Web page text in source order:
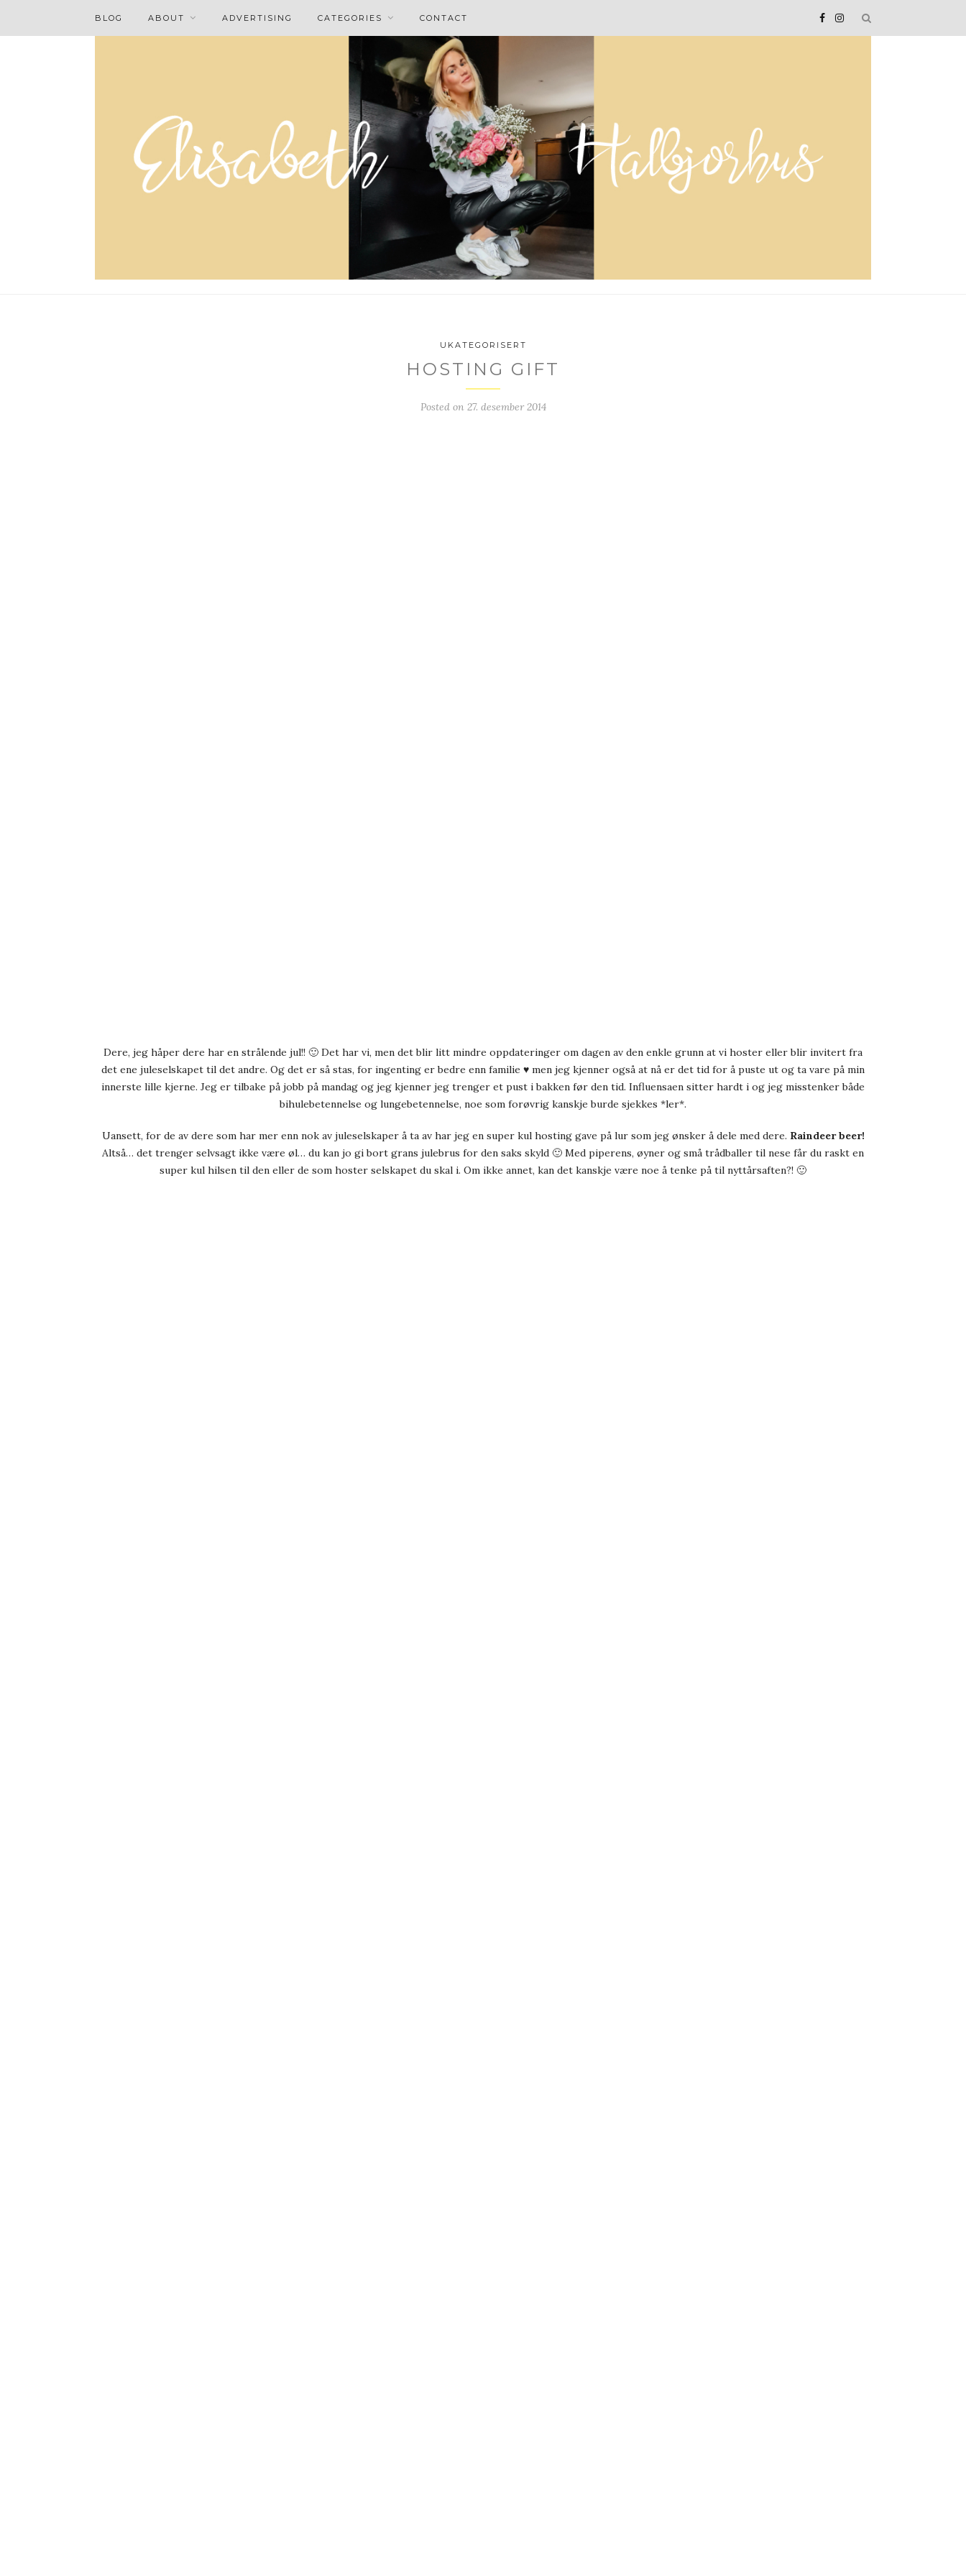
BLOG ABOUT ADVERTISING CATEGORIES CONTACT
UKATEGORISERT
HOSTING GIFT
Posted on 27. desember 2014
Dere, jeg håper dere har en strålende jul!! 🙂 Det har vi, men det blir litt mindre oppdateringer om dagen av den enkle grunn at vi hoster eller blir invitert fra
det ene juleselskapet til det andre. Og det er så stas, for ingenting er bedre enn familie ♥ men jeg kjenner også at nå er det tid for å puste ut og ta vare på min
innerste lille kjerne. Jeg er tilbake på jobb på mandag og jeg kjenner jeg trenger et pust i bakken før den tid. Influensaen sitter hardt i og jeg misstenker både
bihulebetennelse og lungebetennelse, noe som forøvrig kanskje burde sjekkes *ler*.
Uansett, for de av dere som har mer enn nok av juleselskaper å ta av har jeg en super kul hosting gave på lur som jeg ønsker å dele med dere. Raindeer beer!
Altså… det trenger selvsagt ikke være øl… du kan jo gi bort grans julebrus for den saks skyld 🙂 Med piperens, øyner og små trådballer til nese får du raskt en
super kul hilsen til den eller de som hoster selskapet du skal i. Om ikke annet, kan det kanskje være noe å tenke på til nyttårsaften?! 🙂